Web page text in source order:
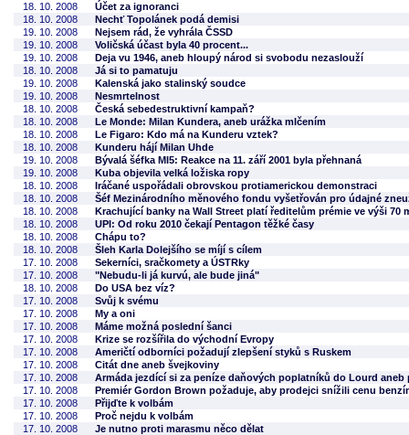
18. 10. 2008
Účet za ignoranci
18. 10. 2008
Nechť Topolánek podá demisi
19. 10. 2008
Nejsem rád, že vyhrála ČSSD
19. 10. 2008
Voličská účast byla 40 procent...
19. 10. 2008
Deja vu 1946, aneb hloupý národ si svobodu nezaslouží
18. 10. 2008
Já si to pamatuju
19. 10. 2008
Kalenská jako stalinský soudce
19. 10. 2008
Nesmrtelnost
18. 10. 2008
Česká sebedestruktivní kampaň?
18. 10. 2008
Le Monde: Milan Kundera, aneb urážka mlčením
18. 10. 2008
Le Figaro: Kdo má na Kunderu vztek?
18. 10. 2008
Kunderu hájí Milan Uhde
19. 10. 2008
Bývalá šéfka MI5: Reakce na 11. září 2001 byla přehnaná
19. 10. 2008
Kuba objevila velká ložiska ropy
18. 10. 2008
Iráčané uspořádali obrovskou protiamerickou demonstraci
18. 10. 2008
Šéf Mezinárodního měnového fondu vyšetřován pro údajné
18. 10. 2008
Krachující banky na Wall Street platí ředitelům prémie ve výši 70
18. 10. 2008
UPI: Od roku 2010 čekají Pentagon těžké časy
18. 10. 2008
Chápu to?
18. 10. 2008
Šleh Karla Dolejšího se míjí s cílem
17. 10. 2008
Sekerníci, sračkomety a ÚSTRky
17. 10. 2008
"Nebudu-li já kurvú, ale bude jiná"
18. 10. 2008
Do USA bez víz?
17. 10. 2008
Svůj k svému
17. 10. 2008
My a oni
17. 10. 2008
Máme možná poslední šanci
17. 10. 2008
Krize se rozšířila do východní Evropy
17. 10. 2008
Američtí odborníci požadují zlepšení styků s Ruskem
17. 10. 2008
Citát dne aneb švejkoviny
17. 10. 2008
Armáda jezdící si za peníze daňových poplatníků do Lourd
17. 10. 2008
Premiér Gordon Brown požaduje, aby prodejci snížili cenu
17. 10. 2008
Přijďte k volbám
17. 10. 2008
Proč nejdu k volbám
17. 10. 2008
Je nutno proti marasmu něco dělat